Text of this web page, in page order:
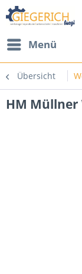
Menü
Übersicht
HM